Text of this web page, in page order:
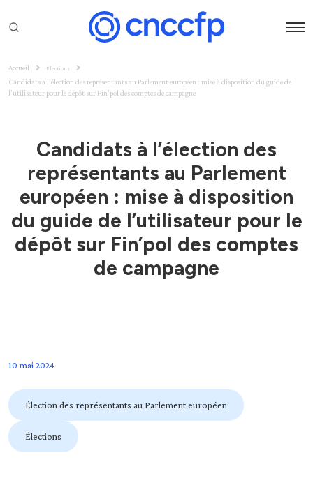
Accueil Élections
Candidats à l’élection des représentants au Parlement européen : mise à disposition du guide de
l’utilisateur pour le dépôt sur Fin’pol des comptes de campagne
Candidats à l’élection des
représentants au Parlement
européen : mise à disposition
du guide de l’utilisateur pour le
dépôt sur Fin’pol des comptes
de campagne
10 mai 2024
Élection des représentants au Parlement européen
Élections